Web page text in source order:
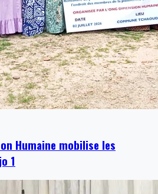
Humaine mobilise les
1